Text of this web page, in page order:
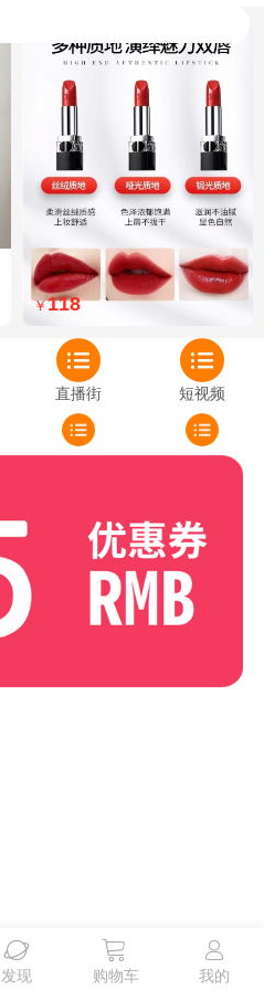
Dior迪奥全新烈艳蓝金口红品
牌授权经典藤格纹饰带丝绒质
地999色号传奇红唇哑光 哑光
￥118
直播街 短视频

发现

购物车

我的